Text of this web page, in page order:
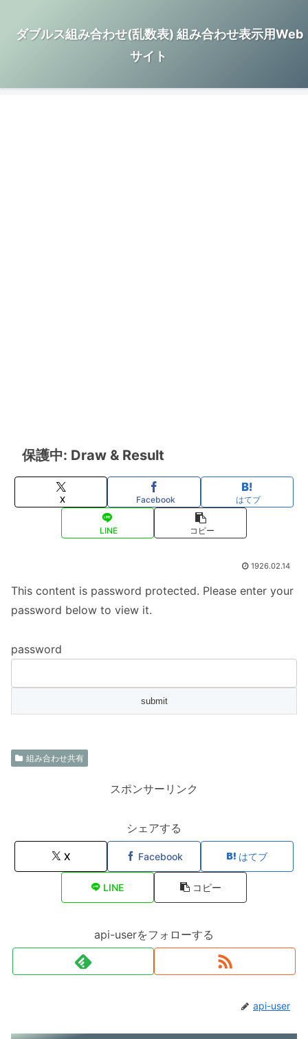
ダブルス組み合わせ(乱数表) 組み合わせ表示用Web
サイト
保護中: Draw & Result
X Facebook はてブ
LINE コピー
1926.02.14
This content is password protected. Please enter your
password below to view it.
password
組み合わせ共有
スポンサーリンク
シェアする
X Facebook はてブ
LINE コピー
api-userをフォローする
api-user